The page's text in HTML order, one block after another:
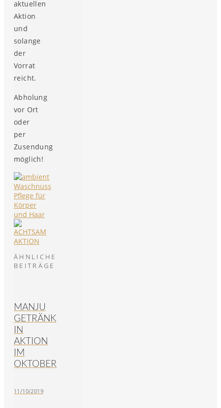
aktuellen
Aktion
und
solange
der
Vorrat
reicht.
Abholung
vor Ort
oder
per
Zusendung
möglich!
ÄHNLICHE
BEITRÄGE
MANJU
GETRÄNK
IN
AKTION
IM
OKTOBER
11/10/2019